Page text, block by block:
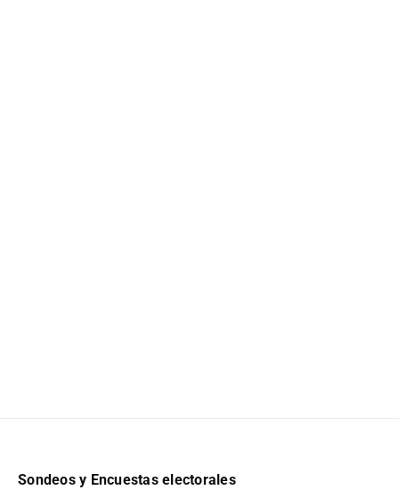
Sondeos y Encuestas electorales